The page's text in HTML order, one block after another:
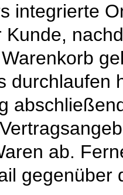
integrierte
Kunde,
durchlaufen
ab.
gegenüber